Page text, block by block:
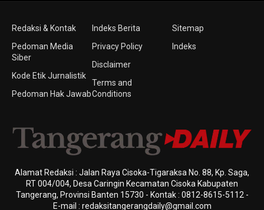
Redaksi & Kontak
Pedoman Media
Siber
Kode Etik Jurnalistik
Pedoman Hak Jawab
Indeks Berita
Privacy Policy
Disclaimer
Terms and
Conditions
Sitemap
Indeks
Alamat Redaksi : Jalan Raya Cisoka-Tigaraksa No. 88, Kp. Saga,
RT 004/004, Desa Caringin Kecamatan Cisoka Kabupaten
Tangerang, Provinsi Banten 15730 - Kontak : 0812-8615-5112 -
E-mail : redaksitangerangdaily@gmail.com